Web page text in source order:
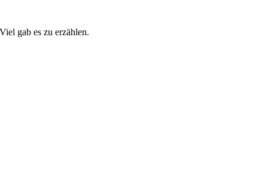
Viel gab es zu erzählen.